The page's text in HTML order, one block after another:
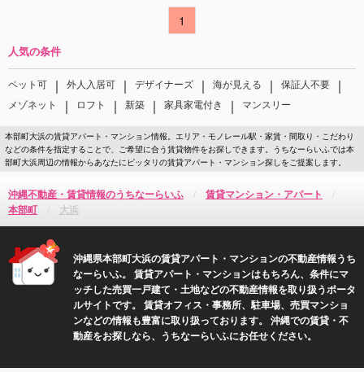
1
人気の条件
ペット可 ｜ 外人入居可 ｜ デザイナーズ ｜ 海が見える ｜ 保証人不要 ｜
メゾネット ｜ ロフト ｜ 新築 ｜ 家具家電付き ｜ マンスリー
本部町大浜の賃貸アパート・マンション情報。エリア・モノレール駅・家賃・間取り・こだわり
などの条件を指定することで、ご希望に合う賃貸物件をお探しできます。うちなーらいふでは本
部町大浜周辺の情報からあなたにピッタリの賃貸アパート・マンション探しをご提案します。
沖縄不動産・賃貸情報のうちなーらいふ
賃貸マンション・アパート
本部町
大浜
沖縄県本部町大浜の賃貸アパート・マンションの不動産情報うち
なーらいふ。 賃貸アパート・マンションはもちろん、条件にマ
ッチした売買一戸建て・土地などの不動産情報を取り扱うポータ
ルサイトです。 賃貸オフィス・事務所、駐車場、売買マンショ
ンなどの情報も豊富に取り扱っております。 沖縄での賃貸・不
動産をお探しなら、うちなーらいふにお任せください。